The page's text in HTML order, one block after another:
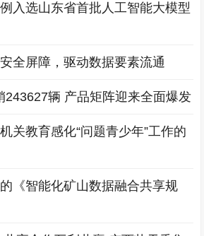
入选山东省首批人工智能大模型
全屏障，驱动数据要素流通
243627辆 产品矩阵迎来全面爆发
关教育感化“问题青少年”工作的
《智能化矿山数据融合共享规